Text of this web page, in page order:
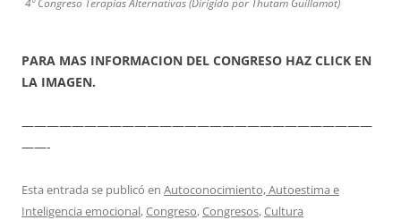
4º Congreso Terapias Alternativas (Dirigido por Thutam Guillamot)
PARA MAS INFORMACION DEL CONGRESO HAZ CLICK EN
LA IMAGEN.
————————————————————————————
——-
Esta entrada se publicó en Autoconocimiento, Autoestima e
Inteligencia emocional,Congreso,Congresos,Cultura